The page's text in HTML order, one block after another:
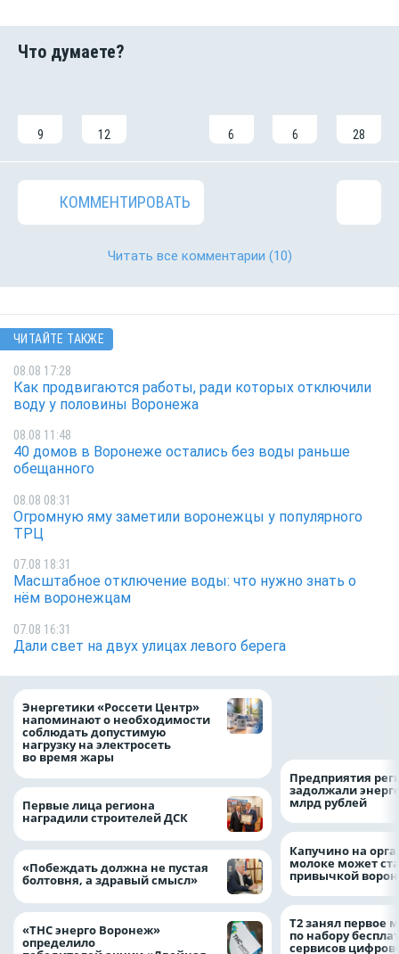
9 12 6 6 28
КОММЕНТИРОВАТЬ
Читать все комментарии (10)
ЧИТАЙТЕ ТАКЖЕ
08.08 17:28
Как продвигаются работы, ради которых отключили
воду у половины Воронежа
08.08 11:48
40 домов в Воронеже остались без воды раньше
обещанного
08.08 08:31
Огромную яму заметили воронежцы у популярного
ТРЦ
07.08 18:31
Масштабное отключение воды: что нужно знать о
нём воронежцам
07.08 16:31
Дали свет на двух улицах левого берега
Энергетики «Россети Центр»
напоминают о необходимости
соблюдать допустимую
нагрузку на электросеть
во время жары
Первые лица региона
наградили строителей ДСК
«Побеждать должна не пустая
болтовня, а здравый смысл»
«ТНС энерго Воронеж»
определило
Предприятия
задолжали
млрд рублей
Капучино на
молоке может
привычкой
Т2 занял первое
по набору
сервисов